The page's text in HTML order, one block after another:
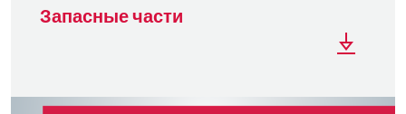
Запасные части